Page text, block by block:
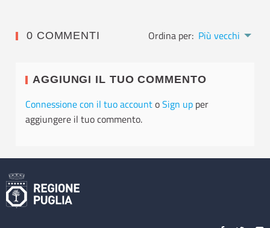
0 COMMENTI Ordina per: Più vecchi
AGGIUNGI IL TUO COMMENTO
Connessione con il tuo accountoSign up per
aggiungere il tuo commento.